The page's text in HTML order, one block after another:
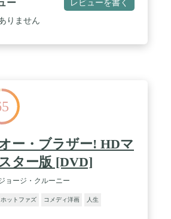
ー レビューを書く
りません
ー・ブラザー! HDマ
ター版 [DVD]
ョージ・クルーニー
ホットファズ コメディ洋画 人生